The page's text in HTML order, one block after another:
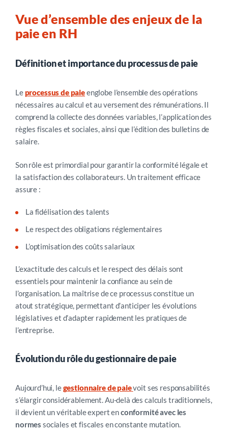
Vue d’ensemble des enjeux de la
paie en RH
Définition et importance du processus de paie
Le processus de paieenglobe l’ensemble des opérations
nécessaires au calcul et au versement des rémunérations. Il
comprend la collecte des données variables, l’application des
règles fiscales et sociales, ainsi que l’édition des bulletins de
salaire.
Son rôle est primordial pour garantir la conformité légale et
la satisfaction des collaborateurs. Un traitement efficace
assure :
La fidélisation des talents
Le respect des obligations réglementaires
L’optimisation des coûts salariaux
L’exactitude des calculs et le respect des délais sont
essentiels pour maintenir la confiance au sein de
l’organisation. La maîtrise de ce processus constitue un
atout stratégique, permettant d’anticiper les évolutions
législatives et d’adapter rapidement les pratiques de
l’entreprise.
Évolution du rôle du gestionnaire de paie
Aujourd’hui, legestionnaire de paievoit ses responsabilités
s’élargir considérablement. Au-delà des calculs traditionnels,
il devient un véritable expert enconformité avec les
normes sociales et fiscales en constante mutation.